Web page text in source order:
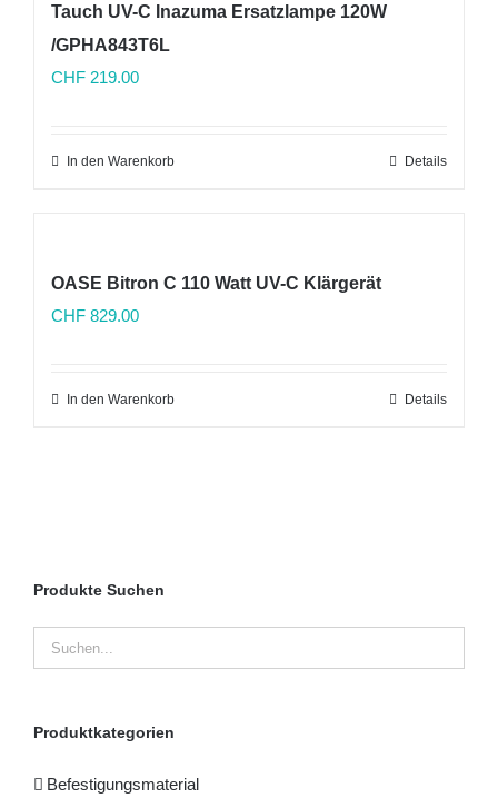
Tauch UV-C Inazuma Ersatzlampe 120W
/GPHA843T6L
CHF 219.00
In den Warenkorb Details
OASE Bitron C 110 Watt UV-C Klärgerät
CHF 829.00
In den Warenkorb Details
Produkte Suchen
Produktkategorien
Befestigungsmaterial